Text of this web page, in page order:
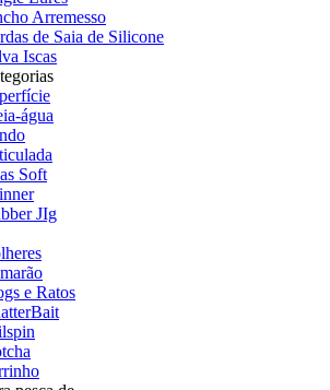
Arremesso
de Saia de Silicone
Iscas
água
Soft
JIg
e Ratos